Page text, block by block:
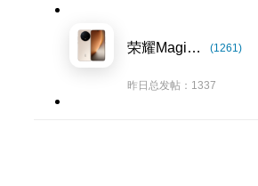
荣耀Magic8系列 (1261)
昨日总发帖：1337